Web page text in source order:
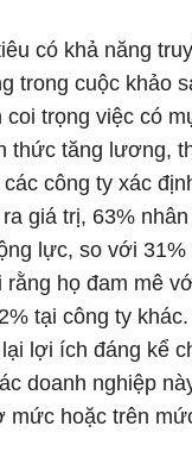
có khả năng
trong cuộc khảo
coi trọng việc có
thức tăng lương,
công ty xác
giá trị, 63%
lực, so với 31%
rằng họ đam mê
tại công ty
lợi ích đáng kể
doanh nghiệp
mức hoặc trên